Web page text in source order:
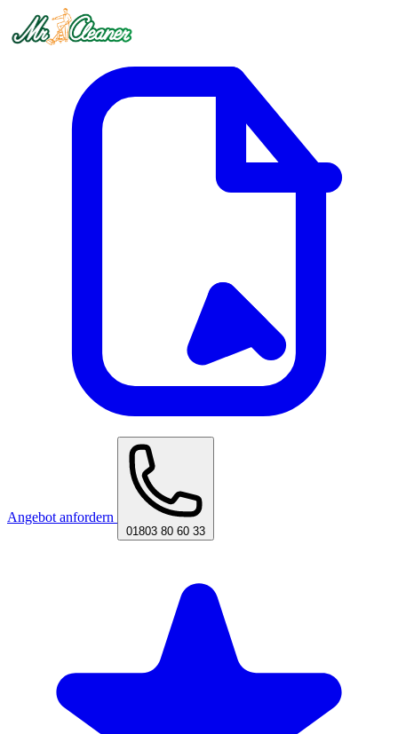
Angebot anfordern
01803 80 60 33